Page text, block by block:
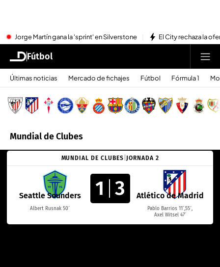
Jorge Martín gana la 'sprint' en Silverstone El City rechaza la
Fútbol
Últimas noticias Mercado de fichajes Fútbol Fórmula 1
Mundial de Clubes
MUNDIAL DE CLUBES JORNADA 2
Seattle Sounders
Albert Rusnak 50´
1 3 Atlético de Madrid
Pablo Barrios 11´,55´,
Axel Witsel 47´